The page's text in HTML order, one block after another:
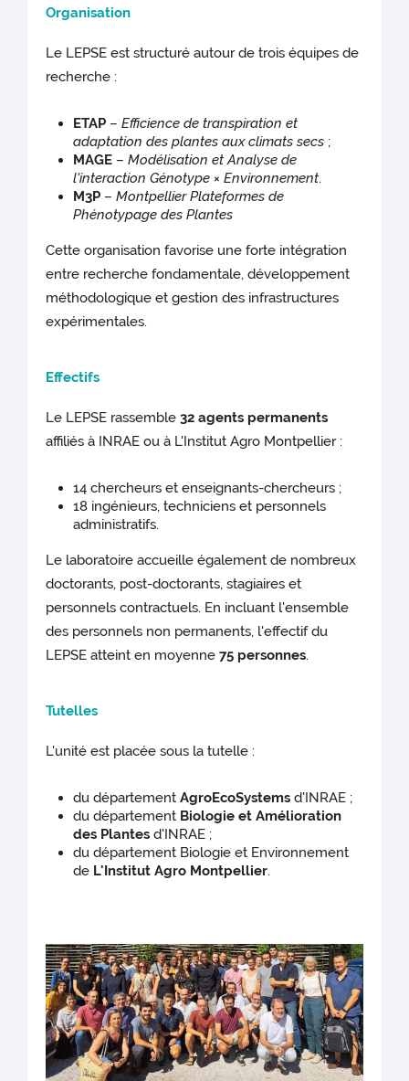
Organisation
Le LEPSE est structuré autour de trois équipes de
recherche :
ETAP –Efficience de transpiration et
adaptation des plantes aux climats secs ;
MAGE –Modélisation et Analyse de
l'interaction Génotype × Environnement.
M3P –Montpellier Plateformes de
Phénotypage des Plantes
Cette organisation favorise une forte intégration
entre recherche fondamentale, développement
méthodologique et gestion des infrastructures
expérimentales.
Effectifs
Le LEPSE rassemble32 agents permanents
affiliés à INRAE ou à L'Institut Agro Montpellier :
14 chercheurs et enseignants-chercheurs ;
18 ingénieurs, techniciens et personnels
administratifs.
Le laboratoire accueille également de nombreux
doctorants, post-doctorants, stagiaires et
personnels contractuels. En incluant l'ensemble
des personnels non permanents, l'effectif du
LEPSE atteint en moyenne75 personnes.
Tutelles
L'unité est placée sous la tutelle :
du départementAgroEcoSystems d'INRAE ;
du département Biologie et Amélioration
des Plantes d'INRAE ;
du département Biologie et Environnement
de L'Institut Agro Montpellier.